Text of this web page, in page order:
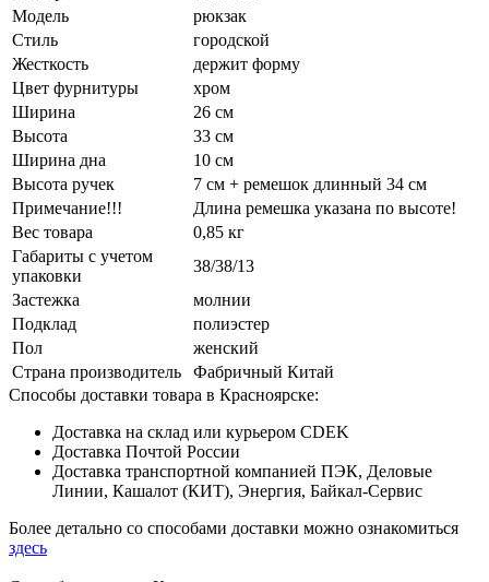
Модель
рюкзак
Стиль
городской
Жесткость
держит форму
Цвет фурнитуры
хром
Ширина
26 см
Высота
33 см
Ширина дна
10 см
Высота ручек
7 см + ремешок длинный 34 см
Примечание!!!
Длина ремешка указана по высоте!
Вес товара
0,85 кг
Габариты с учетом
упаковки
38/38/13
Застежка
молнии
Подклад
полиэстер
Пол
женский
Страна производитель
Фабричный Китай
Способы доставки товара в Красноярске:
Доставка на склад или курьером CDEK
Доставка Почтой России
Доставка транспортной компанией ПЭК, Деловые
Линии, Кашалот (КИТ), Энергия, Байкал-Сервис
Более детально со способами доставки можно ознакомиться
здесь